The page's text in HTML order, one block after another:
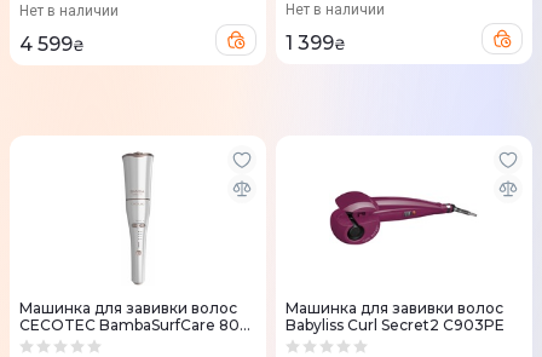
Нет в наличии
4 599₴
Нет в наличии
1 399₴
Машинка для завивки волос
CECOTEC BambaSurfCare 800
Magic Wave Pro CCTC-04216
Машинка для завивки волос
Babyliss Curl Secret2 C903PE